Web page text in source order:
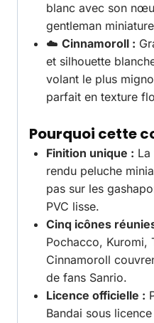
blanc avec son
gentleman
☁️ Cinnamoroll :
et silhouette
volant le plus
parfait en texture
Pourquoi cette
Finition unique :
rendu peluche
pas sur les
PVC lisse.
Cinq icônes
Pochacco, Kuromi,
Cinnamoroll
de fans Sanrio.
Licence officielle :
Bandai sous